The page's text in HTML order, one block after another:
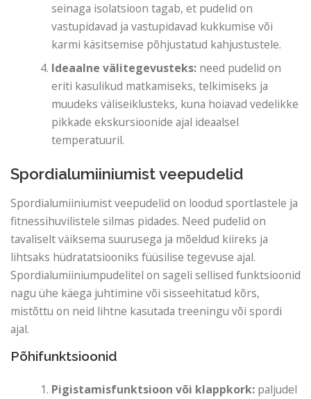
seinaga isolatsioon tagab, et pudelid on
vastupidavad ja vastupidavad kukkumise või
karmi käsitsemise põhjustatud kahjustustele.
Ideaalne välitegevusteks: need pudelid on
eriti kasulikud matkamiseks, telkimiseks ja
muudeks väliseiklusteks, kuna hoiavad vedelikke
pikkade ekskursioonide ajal ideaalsel
temperatuuril.
Spordialumiiniumist veepudelid
Spordialumiiniumist veepudelid on loodud sportlastele ja
fitnessihuvilistele silmas pidades. Need pudelid on
tavaliselt väiksema suurusega ja mõeldud kiireks ja
lihtsaks hüdratatsiooniks füüsilise tegevuse ajal.
Spordialumiiniumpudelitel on sageli sellised funktsioonid
nagu ühe käega juhtimine või sisseehitatud kõrs,
mistõttu on neid lihtne kasutada treeningu või spordi
ajal.
Põhifunktsioonid
Pigistamisfunktsioon või klappkork: paljudel